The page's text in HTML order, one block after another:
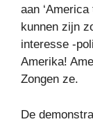
aan
kunnen zijn
interesse -
Amerika!
Zongen ze.
De